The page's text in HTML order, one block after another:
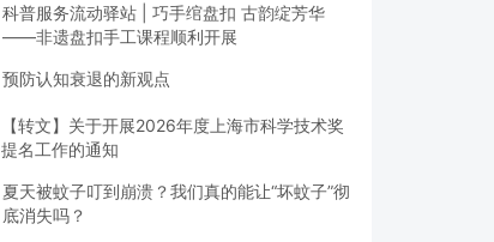
科普服务流动驿站 | 巧手绾盘扣 古韵绽芳华
——非遗盘扣手工课程顺利开展
预防认知衰退的新观点
【转文】关于开展2026年度上海市科学技术奖
提名工作的通知
夏天被蚊子叮到崩溃？我们真的能让“坏蚊子”彻
底消失吗？